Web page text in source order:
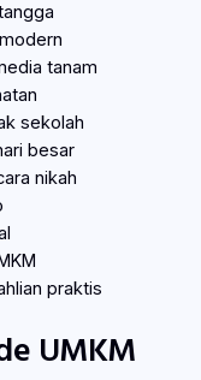
tanam
sekolah
besar
nikah
praktis
UMKM